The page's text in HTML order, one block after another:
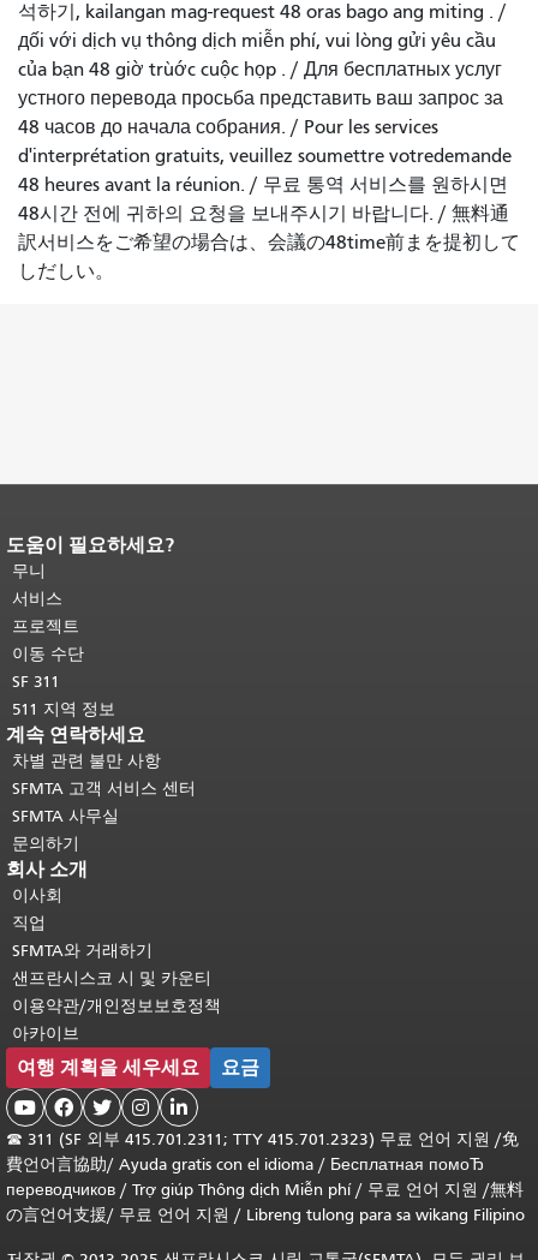
석하기, kailangan mag-request 48 oras bago ang miting . /
дối với dịch vụ thông dịch miễn phí, vui lòng gửi yêu cầu
của bạn 48 giờ trùớc cuộc họp . / Для бесплатных услуг
устного перевода просьба представить ваш запрос за
48 часов до начала собрания. / Pour les services
d'interprétation gratuits, veuillez soumettre votredemande
48 heures avant la réunion. / 무료 통역 서비스를 원하시면
48시간 전에 귀하의 요청을 보내주시기 바랍니다. / 無料通
訳서비스をご希望の場合は、会議の48time前まを提初して
しだしい。
페이지 내용 끝입니다.이 페이지의 나
머지 내용은 모든 페이지에 반복됩니
다.메인 콘텐츠 상단으로 돌아가려면
여기를 클릭하십시오
도움이 필요하세요?
무니
서비스
프로젝트
이동 수단
SF 311
511 지역 정보
계속 연락하세요
차별 관련 불만 사항
SFMTA 고객 서비스 센터
SFMTA 사무실
문의하기
회사 소개
이사회
직업
SFMTA와 거래하기
샌프란시스코 시 및 카운티
이용약관/개인정보보호정책
아카이브
여행 계획을 세우세요 요금
    
☎ 311 (SF 외부 415.701.2311; TTY 415.701.2323) 무료 언어 지원 /免
費언어言協助/ Ayuda gratis con el idioma / Бесплатная помоЂ
переводчиков / Trợ giúp Thông dịch Miễn phí/ 무료 언어 지원 /無料
の言언어支援/ 무료 언어 지원 / Libreng tulong para sa wikang Filipino